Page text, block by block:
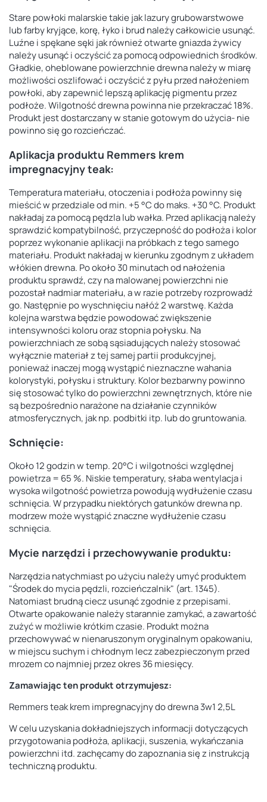
Stare powłoki malarskie takie jak lazury grubowarstwowe
lub farby kryjące, korę, łyko i brud należy całkowicie usunąć.
Luźne i spękane sęki jak również otwarte gniazda żywicy
należy usunąć i oczyścić za pomocą odpowiednich środków.
Gładkie, oheblowane powierzchnie drewna należy w miarę
możliwości oszlifować i oczyścić z pyłu przed nałożeniem
powłoki, aby zapewnić lepszą aplikację pigmentu przez
podłoże. Wilgotność drewna powinna nie przekraczać 18%.
Produkt jest dostarczany w stanie gotowym do użycia- nie
powinno się go rozcieńczać.
Aplikacja produktu Remmers krem
impregnacyjny teak:
Temperatura materiału, otoczenia i podłoża powinny się
mieścić w przedziale od min. +5 °C do maks. +30 °C. Produkt
nakładaj za pomocą pędzla lub wałka. Przed aplikacją należy
sprawdzić kompatybilność, przyczepność do podłoża i kolor
poprzez wykonanie aplikacji na próbkach z tego samego
materiału. Produkt nakładaj w kierunku zgodnym z układem
włókien drewna. Po około 30 minutach od nałożenia
produktu sprawdź, czy na malowanej powierzchni nie
pozostał nadmiar materiału, a w razie potrzeby rozprowadź
go. Następnie po wyschnięciu nałóż 2 warstwę. Każda
kolejna warstwa będzie powodować zwiększenie
intensywności koloru oraz stopnia połysku. Na
powierzchniach ze sobą sąsiadujących należy stosować
wyłącznie materiał z tej samej partii produkcyjnej,
ponieważ inaczej mogą wystąpić nieznaczne wahania
kolorystyki, połysku i struktury. Kolor bezbarwny powinno
się stosować tylko do powierzchni zewnętrznych, które nie
są bezpośrednio narażone na działanie czynników
atmosferycznych, jak np. podbitki itp. lub do gruntowania.
Schnięcie:
Około 12 godzin w temp. 20°C i wilgotności względnej
powietrza = 65 %. Niskie temperatury, słaba wentylacja i
wysoka wilgotność powietrza powodują wydłużenie czasu
schnięcia. W przypadku niektórych gatunków drewna np.
modrzew może wystąpić znaczne wydłużenie czasu
schnięcia.
Mycie narzędzi i przechowywanie produktu:
Narzędzia natychmiast po użyciu należy umyć produktem
"Środek do mycia pędzli, rozcieńczalnik" (art. 1345).
Natomiast brudną ciecz usunąć zgodnie z przepisami.
Otwarte opakowanie należy starannie zamykać, a zawartość
zużyć w możliwie krótkim czasie. Produkt można
przechowywać w nienaruszonym oryginalnym opakowaniu,
w miejscu suchym i chłodnym lecz zabezpieczonym przed
mrozem co najmniej przez okres 36 miesięcy.
Zamawiając ten produkt otrzymujesz:
Remmers teak krem impregnacyjny do drewna 3w1 2,5L
W celu uzyskania dokładniejszych informacji dotyczących
przygotowania podłoża, aplikacji, suszenia, wykańczania
powierzchni itd. zachęcamy do zapoznania się z instrukcją
techniczną produktu.